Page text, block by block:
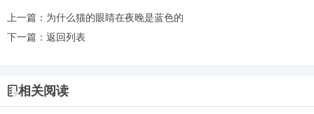
上一篇： 为什么猫的眼睛在夜晚是蓝色的
下一篇： 返回列表
相关阅读